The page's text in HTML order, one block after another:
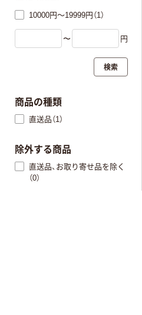
10000円～19999円（1）
〜 円
検索
商品の種類
直送品（1）
除外する商品
直送品、お取り寄せ品を除く
（0）